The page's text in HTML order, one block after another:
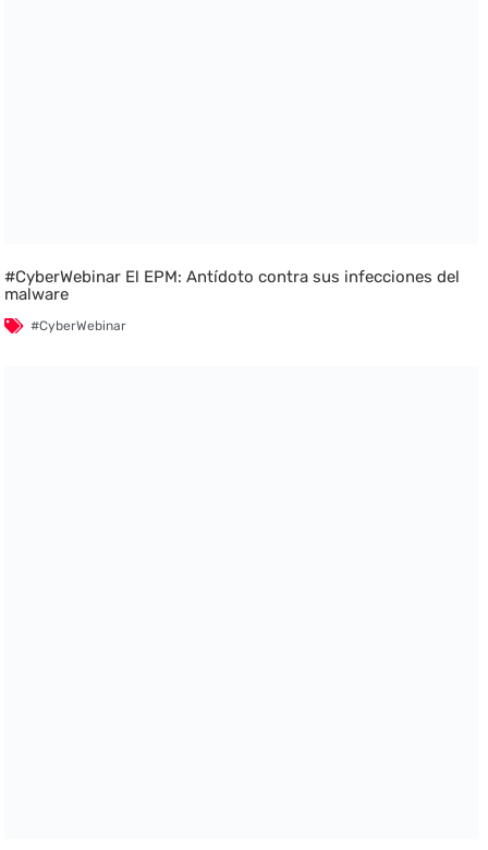
#CyberWebinar El EPM: Antídoto contra sus infecciones del
malware
#CyberWebinar